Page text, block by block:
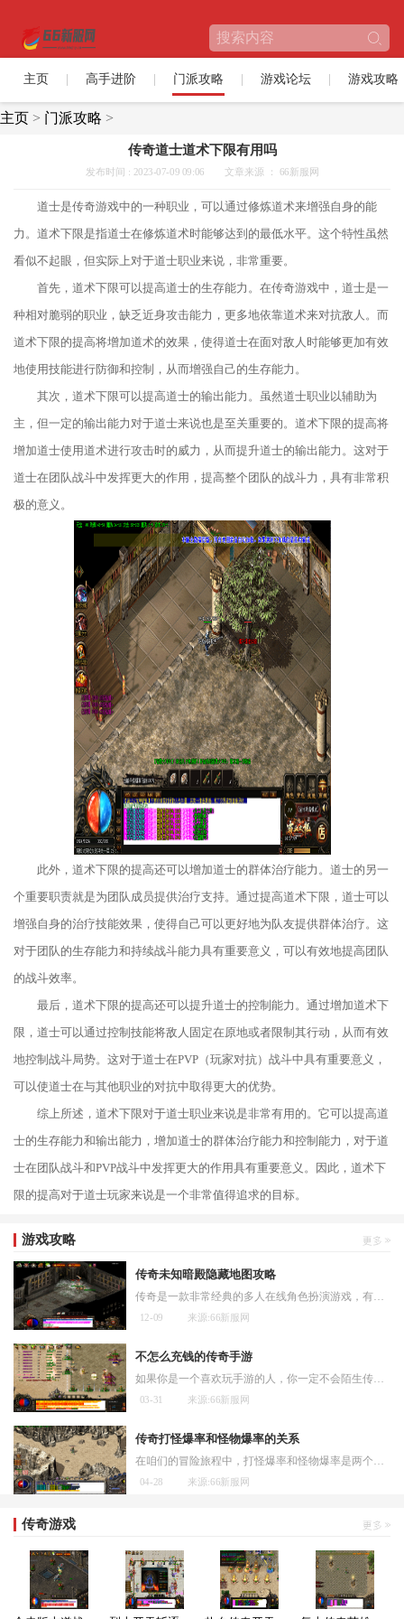
主页 高手进阶 门派攻略 游戏论坛 游戏攻略
主页 > 门派攻略 >
传奇道士道术下限有用吗
发布时间 : 2023-07-09 09:06 文章来源 ： 66新服网
道士是传奇游戏中的一种职业，可以通过修炼道术来增强自身的能
力。道术下限是指道士在修炼道术时能够达到的最低水平。这个特性虽然
看似不起眼，但实际上对于道士职业来说，非常重要。
首先，道术下限可以提高道士的生存能力。在传奇游戏中，道士是一
种相对脆弱的职业，缺乏近身攻击能力，更多地依靠道术来对抗敌人。而
道术下限的提高将增加道术的效果，使得道士在面对敌人时能够更加有效
地使用技能进行防御和控制，从而增强自己的生存能力。
其次，道术下限可以提高道士的输出能力。虽然道士职业以辅助为
主，但一定的输出能力对于道士来说也是至关重要的。道术下限的提高将
增加道士使用道术进行攻击时的威力，从而提升道士的输出能力。这对于
道士在团队战斗中发挥更大的作用，提高整个团队的战斗力，具有非常积
极的意义。
此外，道术下限的提高还可以增加道士的群体治疗能力。道士的另一
个重要职责就是为团队成员提供治疗支持。通过提高道术下限，道士可以
增强自身的治疗技能效果，使得自己可以更好地为队友提供群体治疗。这
对于团队的生存能力和持续战斗能力具有重要意义，可以有效地提高团队
的战斗效率。
最后，道术下限的提高还可以提升道士的控制能力。通过增加道术下
限，道士可以通过控制技能将敌人固定在原地或者限制其行动，从而有效
地控制战斗局势。这对于道士在PVP（玩家对抗）战斗中具有重要意义，
可以使道士在与其他职业的对抗中取得更大的优势。
综上所述，道术下限对于道士职业来说是非常有用的。它可以提高道
士的生存能力和输出能力，增加道士的群体治疗能力和控制能力，对于道
士在团队战斗和PVP战斗中发挥更大的作用具有重要意义。因此，道术下
限的提高对于道士玩家来说是一个非常值得追求的目标。
游戏攻略
传奇未知暗殿隐藏地图攻略
12-09 来源:66新服网
不怎么充钱的传奇手游
03-31 来源:66新服网
传奇打怪爆率和怪物爆率的关系
04-28 来源:66新服网
传奇游戏